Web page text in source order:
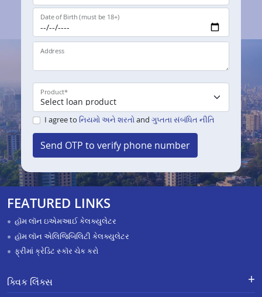
Date of Birth (must be 18+)
Address
Product*
I agree to નિયમો અને શરતોand ગુપ્તતા સંબંધિત નીતિ
Send OTP to verify phone number
FEATURED LINKS
હૉમ લૉન ઇએમઆઈ કેલક્યુલેટર
હૉમ લૉન એલિજિબિલિટી કેલક્યુલેટર
ફ્રીમાં ક્રેડિટ સ્કૉર ચેક કરો
ક્વિક લિંક્સ